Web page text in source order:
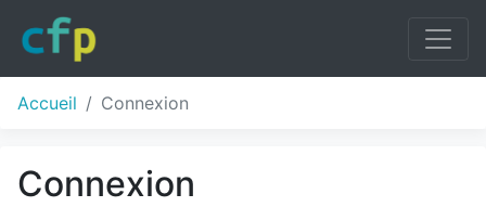
Accueil Connexion
Connexion